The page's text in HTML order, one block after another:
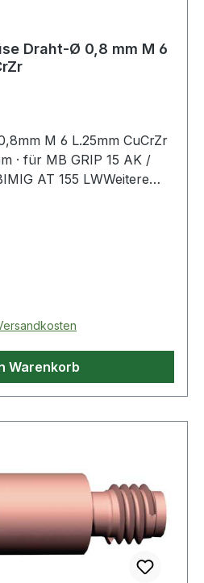
M 6 L.25mm CuCrZr
· für MB GRIP 15 AK /
AT 155 LWWeitere
Warenkorb